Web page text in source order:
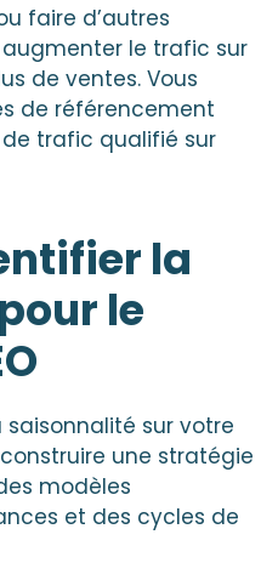
faire d’autres
le trafic sur
de ventes. Vous
de référencement
trafic qualifié sur
la
le
sur votre
une stratégie
modèles
et des cycles de